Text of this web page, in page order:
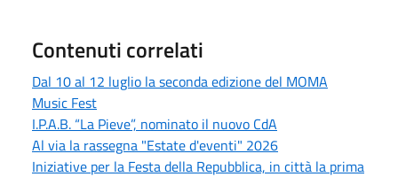
Contenuti correlati
Dal 10 al 12 luglio la seconda edizione del MOMA
Music Fest
I.P.A.B. “La Pieve”, nominato il nuovo CdA
Al via la rassegna "Estate d'eventi" 2026
Iniziative per la Festa della Repubblica, in città la prima